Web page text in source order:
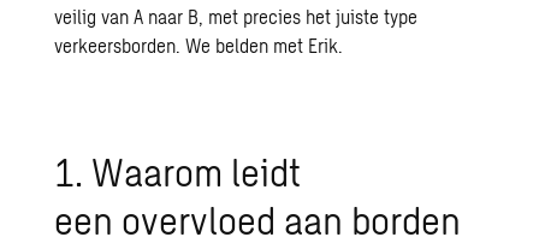
veilig van A naar B, met precies het juiste type
verkeersborden. We belden met Erik.
1. Waarom leidt
een overvloed aan borden